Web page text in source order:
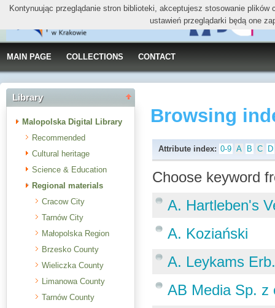
MAIN PAGE COLLECTIONS CONTACT
Library
Malopolska Digital Library
Recommended
Cultural heritage
Science & Education
Regional materials
Cracow City
Tarnów City
Małopolska Region
Brzesko County
Wieliczka County
Limanowa County
Tarnów County
Browsing
Attribute index: 0-9 A B C D
Choose keyword
A. Hartleben's
A. Koziański
A. Leykams
AB Media Sp. z
Kontynuując przeglądanie stron biblioteki, akceptujesz stosowanie
ustawień przeglądarki będą one